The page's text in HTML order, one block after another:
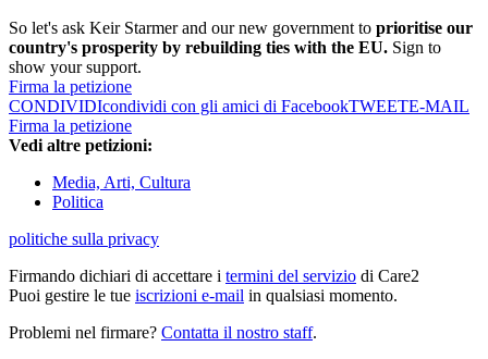
So let's ask Keir Starmer and our new government to prioritise our
country's prosperity by rebuilding ties with the EU. Sign to
show your support.
Firma la petizione
CONDIVIDIcondividi con gli amici di FacebookTWEETE-MAIL
Firma la petizione
Vedi altre petizioni:
Media, Arti, Cultura
Politica
politiche sulla privacy
Firmando dichiari di accettare i termini del servizio di Care2
Puoi gestire le tue iscrizioni e-mail in qualsiasi momento.
Problemi nel firmare? Contatta il nostro staff.